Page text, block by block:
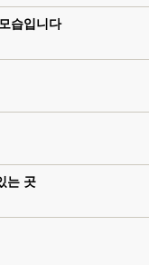
습입니다
는 곳